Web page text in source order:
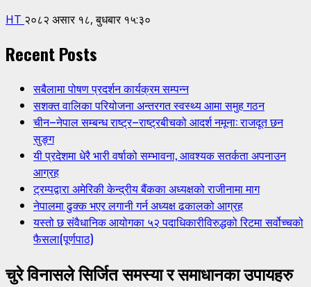
HT २०८२ असार १८, बुधबार १५:३०
Recent Posts
सबैलामा पोषण प्रदर्शन कार्यक्रम सम्पन्न
सशक्त वालिका परियोजना अन्तरगत स्वस्थ्य आमा समुह गठन
चीन–नेपाल सम्बन्ध राष्ट्र–राष्ट्रबीचको आदर्श नमूना: राजदूत छन
सुङ्ग
यी प्रदेशमा धेरै भारी वर्षाको सम्भावना, आवश्यक सतर्कता अपनाउन
आग्रह
ट्रम्पद्वारा अमेरिकी केन्द्रीय बैंकका अध्यक्षको राजीनामा माग
नेपालमा ढुक्क भएर लगानी गर्न अध्यक्ष ढकालको आग्रह
यस्तो छ संवैधानिक आयोगका ५२ पदाधिकारीविरुद्धको रिटमा सर्वोच्चको
फैसला(पूर्णपाठ)
चुरे विनासले सिर्जित समस्या र समाधानका उपायहरु